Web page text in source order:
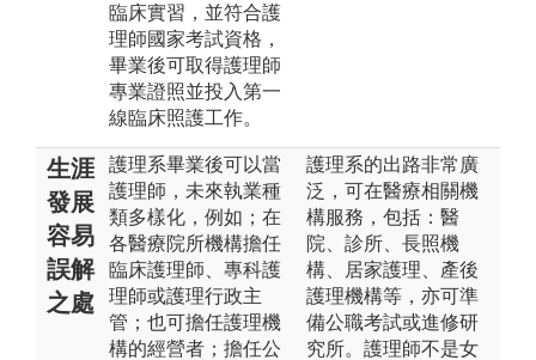
臨床實習，並符合護
理師國家考試資格，
畢業後可取得護理師
專業證照並投入第一
線臨床照護工作。
生涯
發展
容易
誤解
之處
護理系畢業後可以當
護理師，未來執業種
類多樣化，例如；在
各醫療院所機構擔任
臨床護理師、專科護
理師或護理行政主
管；也可擔任護理機
構的經營者；擔任公
護理系的出路非常廣
泛，可在醫療相關機
構服務，包括：醫
院、診所、長照機
構、居家護理、產後
護理機構等，亦可準
備公職考試或進修研
究所。護理師不是女